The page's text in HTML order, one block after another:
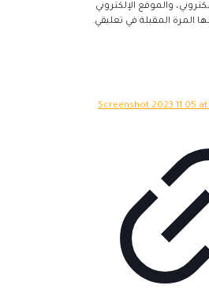
والموقع الإلكتروني
المرة المقبلة في تعليقي.